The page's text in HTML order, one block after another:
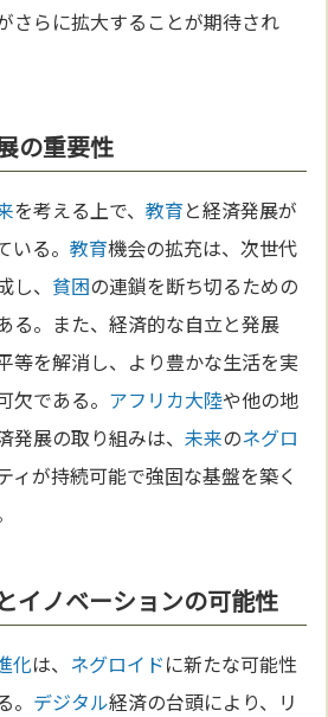
さらに拡大することが期待され
の重要性
を考える上で、教育と経済発展が
いる。教育機会の拡充は、次世代
、 貧困の連鎖を断ち切るための
る。また、経済的な自立と発展
等を解消し、より豊かな生活を実
欠である。 アフリカ大陸や他の地
発展の取り組みは、未来のネグロ
ィが持続可能で強固な基盤を築く
イノベーションの可能性
化は、 ネグロイドに新たな可能性
デジタル経済の台頭により、リ